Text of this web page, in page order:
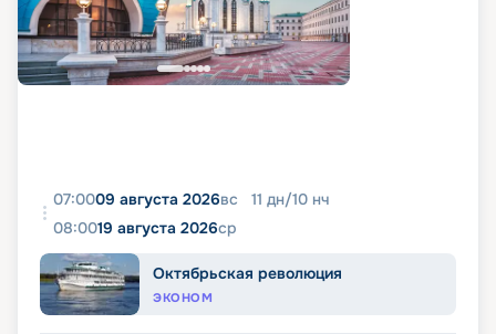
07:0009 августа 2026вс 11 дн/10 нч
08:0019 августа 2026ср
Октябрьская революция
ЭКОНОМ